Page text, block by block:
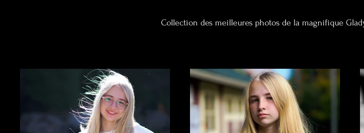
Collection des meilleures photos de la magnifique